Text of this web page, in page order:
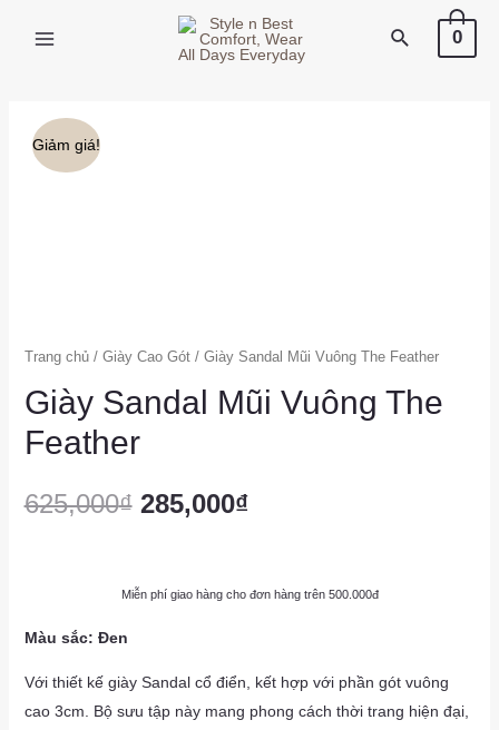
0
Giảm giá!
Trang chủ/ Giày Cao Gót/ Giày Sandal Mũi Vuông The Feather
Giày Sandal Mũi Vuông The
Feather
625,000₫ 285,000₫
Miễn phí giao hàng cho đơn hàng trên 500.000đ
Màu sắc: Đen
Với thiết kế giày Sandal cổ điển, kết hợp với phần gót vuông
cao 3cm. Bộ sưu tập này mang phong cách thời trang hiện đại,